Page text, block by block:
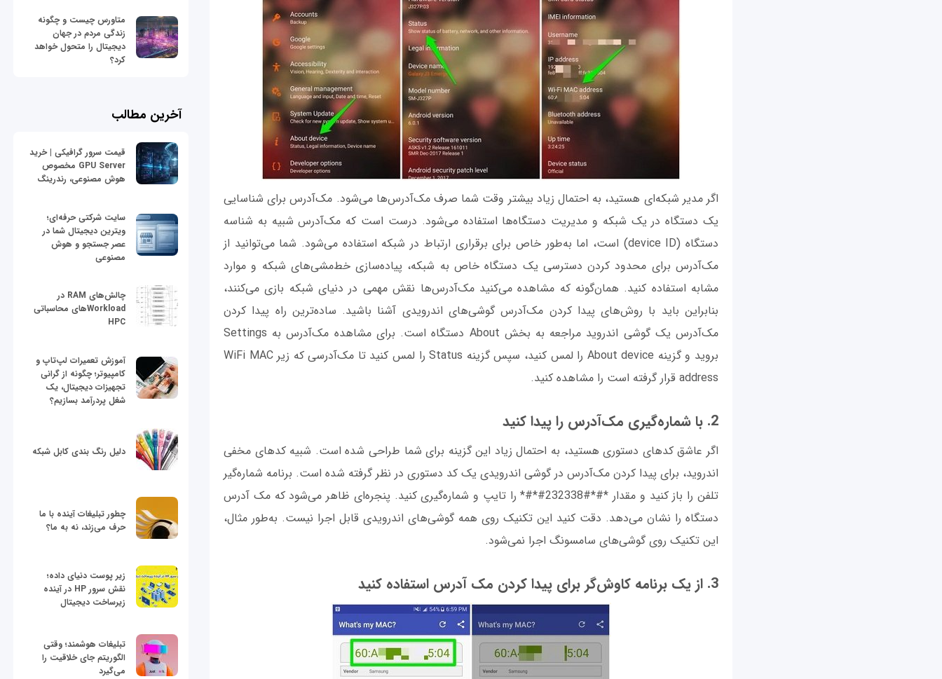
اگر مدیر شبکه‌ای هستید، به احتمال زیاد بیشتر وقت شما صرف مک‌آدرس‌ها می‌شود. مک‌آدرس برای شناسایی
یک دستگاه در یک شبکه و مدیریت دستگاه‌ها استفاده می‌شود. درست است که مک‌آدرس شبیه به شناسه
دستگاه (device ID) است، اما به‌طور خاص برای برقراری ارتباط در شبکه استفاده می‌شود. شما می‌توانید از
مک‌آدرس برای محدود کردن دسترسی یک دستگاه خاص به شبکه، پیاده‌سازی خط‌مشی‌های شبکه و موارد
مشابه استفاده کنید. همان‌گونه که مشاهده می‌کنید مک‌آدرس‌ها نقش مهمی در دنیای شبکه بازی می‌کنند،
بنابراین باید با روش‌های پیدا کردن مک‌آدرس گوشی‌های اندرویدی آشنا باشید. ساده‌ترین راه پیدا کردن
مک‌آدرس یک گوشی اندروید مراجعه به بخش About دستگاه است. برای مشاهده مک‌آدرس به Settings
بروید و گزینه About device را لمس کنید، سپس گزینه Status را لمس کنید تا مک‌آدرسی که زیر WiFi MAC
address قرار گرفته است را مشاهده کنید.
2. با شماره‌گیری مک‌آدرس را پیدا کنید
اگر عاشق کدهای دستوری هستید، به احتمال زیاد این گزینه برای شما طراحی شده است. شبیه کدهای مخفی
اندروید، برای پیدا کردن مک‌آدرس‌ در گوشی اندرویدی یک کد دستوری در نظر گرفته شده است. برنامه شماره‌گیر
تلفن را باز کنید و مقدار *#*#232338#*#* را تایپ و شماره‌گیری کنید. پنجره‌ای ظاهر می‌شود که مک آدرس
دستگاه را نشان می‌دهد. دقت کنید این تکنیک روی همه گوشی‌های اندرویدی قابل اجرا نیست. به‌طور مثال،
این تکنیک روی گوشی‌های سامسونگ اجرا نمی‌شود.
3. از یک برنامه کاوش‌گر برای پیدا کردن مک آدرس استفاده کنید
متاورس چیست و چگونه
زندگی مردم در جهان
دیجیتال را متحول خواهد
کرد؟
آخرین مطالب
قیمت سرور گرافیکی | خرید
GPU Server مخصوص
هوش مصنوعی، رندرینگ
سایت شرکتی حرفه‌ای؛
ویترین دیجیتال شما در
عصر جستجو و هوش
مصنوعی
چالش‌های RAM در
Workloadهای محاسباتی
HPC
آموزش تعمیرات لپ‌تاپ و
کامپیوتر؛ چگونه از گرانی
تجهیزات دیجیتال، یک
شغل پردرآمد بسازیم؟
دلیل رنگ بندی کابل شبکه
چطور تبلیغات آینده با ما
حرف می‌زند، نه به ما؟
زیر پوست دنیای داده؛
نقش سرور HP در آینده
زیرساخت دیجیتال
تبلیغات هوشمند؛ وقتی
الگوریتم جای خلاقیت را
می‌گیرد